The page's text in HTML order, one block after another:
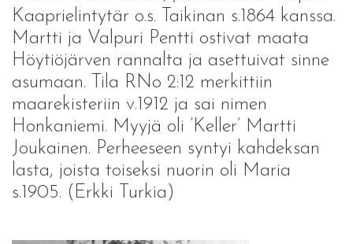
Kaaprielintytär o.s. Taikinan s.1864 kanssa.
Martti ja Valpuri Pentti ostivat maata
Höytiöjärven rannalta ja asettuivat sinne
asumaan. Tila RNo 2:12 merkittiin
maarekisteriin v.1912 ja sai nimen
Honkaniemi. Myyjä oli ’Keller’ Martti
Joukainen. Perheeseen syntyi kahdeksan
lasta, joista toiseksi nuorin oli Maria
s.1905. (Erkki Turkia)